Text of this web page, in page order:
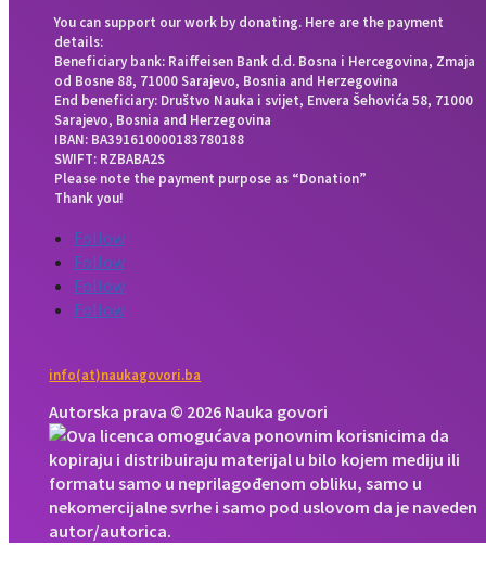
You can support our work by donating. Here are the payment
details:
Beneficiary bank: Raiffeisen Bank d.d. Bosna i Hercegovina, Zmaja
od Bosne 88, 71000 Sarajevo, Bosnia and Herzegovina
End beneficiary: Društvo Nauka i svijet, Envera Šehovića 58, 71000
Sarajevo, Bosnia and Herzegovina
IBAN: BA391610000183780188
SWIFT: RZBABA2S
Please note the payment purpose as “Donation”
Thank you!
Follow
Follow
Follow
Follow
info(at)naukagovori.ba
Autorska prava © 2026 Nauka govori